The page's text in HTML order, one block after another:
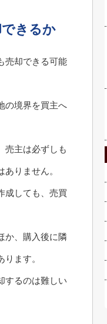
きるか
売却できる可能
の境界を買主へ
売主は必ずしも
りません。
成しても、売買
か、購入後に隣
ます。
するのは難しい